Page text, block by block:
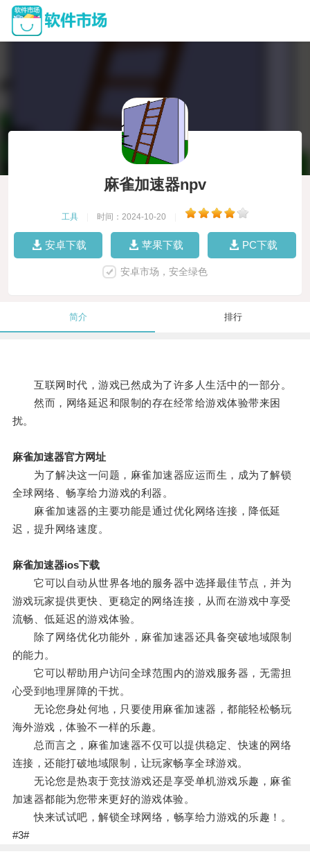
麻雀加速器npv
工具 时间：2024-10-20
安卓下载 苹果下载 PC下载
安卓市场，安全绿色
简介 排行
互联网时代，游戏已然成为了许多人生活中的一部分。
然而，网络延迟和限制的存在经常给游戏体验带来困
扰。
麻雀加速器官方网址
为了解决这一问题，麻雀加速器应运而生，成为了解锁
全球网络、畅享给力游戏的利器。
麻雀加速器的主要功能是通过优化网络连接，降低延
迟，提升网络速度。
麻雀加速器ios下载
它可以自动从世界各地的服务器中选择最佳节点，并为
游戏玩家提供更快、更稳定的网络连接，从而在游戏中享受
流畅、低延迟的游戏体验。
除了网络优化功能外，麻雀加速器还具备突破地域限制
的能力。
它可以帮助用户访问全球范围内的游戏服务器，无需担
心受到地理屏障的干扰。
无论您身处何地，只要使用麻雀加速器，都能轻松畅玩
海外游戏，体验不一样的乐趣。
总而言之，麻雀加速器不仅可以提供稳定、快速的网络
连接，还能打破地域限制，让玩家畅享全球游戏。
无论您是热衷于竞技游戏还是享受单机游戏乐趣，麻雀
加速器都能为您带来更好的游戏体验。
快来试试吧，解锁全球网络，畅享给力游戏的乐趣！。
#3#